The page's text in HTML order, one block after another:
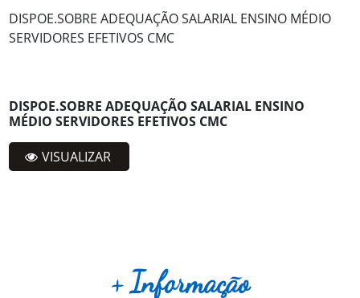
DISPOE.SOBRE ADEQUAÇÃO SALARIAL ENSINO MÉDIO
SERVIDORES EFETIVOS CMC
DISPOE.SOBRE ADEQUAÇÃO SALARIAL ENSINO
MÉDIO SERVIDORES EFETIVOS CMC
VISUALIZAR
+ Informação